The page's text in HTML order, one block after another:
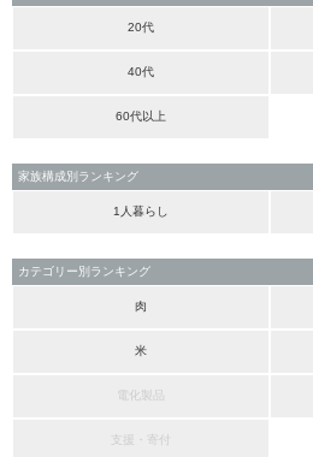
20代
40代
60代以上
家族構成別ランキング
1人暮らし
カテゴリー別ランキング
肉
米
電化製品
支援・寄付